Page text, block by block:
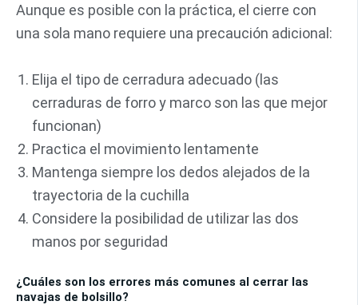
Aunque es posible con la práctica, el cierre con
una sola mano requiere una precaución adicional:
Elija el tipo de cerradura adecuado (las
cerraduras de forro y marco son las que mejor
funcionan)
Practica el movimiento lentamente
Mantenga siempre los dedos alejados de la
trayectoria de la cuchilla
Considere la posibilidad de utilizar las dos
manos por seguridad
¿Cuáles son los errores más comunes al cerrar las
navajas de bolsillo?